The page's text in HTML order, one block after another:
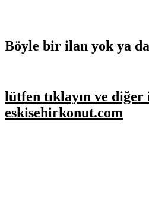
Böyle bir ilan yok ya
lütfen tıklayın ve diğer
eskisehirkonut.com